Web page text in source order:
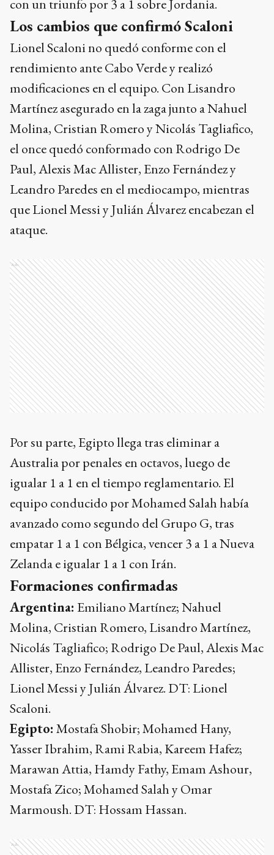
con un triunfo por 3 a 1 sobre Jordania.
Los cambios que confirmó Scaloni
Lionel Scaloni no quedó conforme con el
rendimiento ante Cabo Verde y realizó
modificaciones en el equipo. Con Lisandro
Martínez asegurado en la zaga junto a Nahuel
Molina, Cristian Romero y Nicolás Tagliafico,
el once quedó conformado con Rodrigo De
Paul, Alexis Mac Allister, Enzo Fernández y
Leandro Paredes en el mediocampo, mientras
que Lionel Messi y Julián Álvarez encabezan el
ataque.
Ads
Por su parte, Egipto llega tras eliminar a
Australia por penales en octavos, luego de
igualar 1 a 1 en el tiempo reglamentario. El
equipo conducido por Mohamed Salah había
avanzado como segundo del Grupo G, tras
empatar 1 a 1 con Bélgica, vencer 3 a 1 a Nueva
Zelanda e igualar 1 a 1 con Irán.
Formaciones confirmadas
Argentina: Emiliano Martínez; Nahuel
Molina, Cristian Romero, Lisandro Martínez,
Nicolás Tagliafico; Rodrigo De Paul, Alexis Mac
Allister, Enzo Fernández, Leandro Paredes;
Lionel Messi y Julián Álvarez. DT: Lionel
Scaloni.
Egipto: Mostafa Shobir; Mohamed Hany,
Yasser Ibrahim, Rami Rabia, Kareem Hafez;
Marawan Attia, Hamdy Fathy, Emam Ashour,
Mostafa Zico; Mohamed Salah y Omar
Marmoush. DT: Hossam Hassan.
Ads